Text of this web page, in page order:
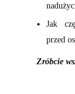
Jak
przed
Zróbcie